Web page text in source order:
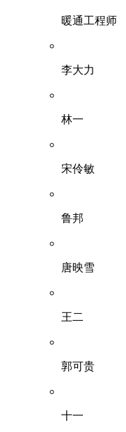
暖通工程师
李大力
林一
宋伶敏
鲁邦
唐映雪
王二
郭可贵
十一